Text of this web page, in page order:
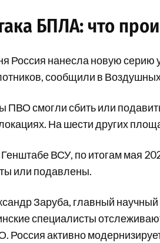
БПЛА: что
Россия нанесла новую серию
сообщили в
ПВО смогли сбить или
На шести других
ВСУ, по итогам мая
или подавлены.
Заруба, главный
специалисты
Россия активно